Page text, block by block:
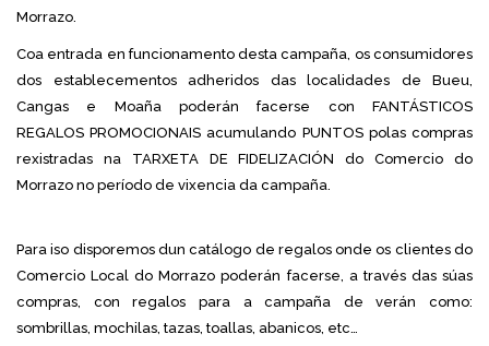
Morrazo.
Coa entrada en funcionamento desta campaña, os consumidores
dos establecementos adheridos das localidades de Bueu,
Cangas e Moaña poderán facerse con FANTÁSTICOS
REGALOS PROMOCIONAIS acumulando PUNTOS polas compras
rexistradas na TARXETA DE FIDELIZACIÓN do Comercio do
Morrazo no período de vixencia da campaña.
Para iso disporemos dun catálogo de regalos onde os clientes do
Comercio Local do Morrazo poderán facerse, a través das súas
compras, con regalos para a campaña de verán como:
sombrillas, mochilas, tazas, toallas, abanicos, etc…